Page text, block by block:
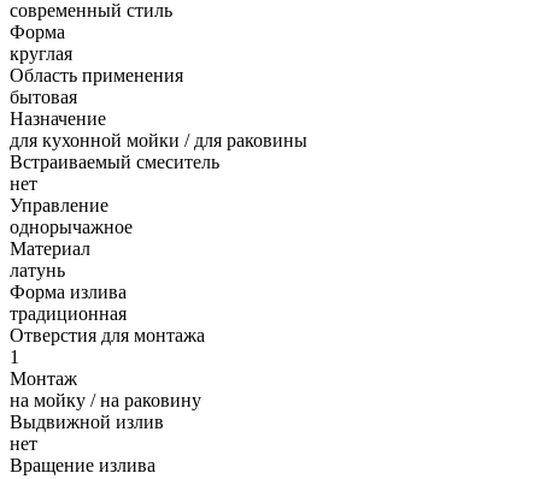
современный стиль
Форма
круглая
Область применения
бытовая
Назначение
для кухонной мойки / для раковины
Встраиваемый смеситель
нет
Управление
однорычажное
Материал
латунь
Форма излива
традиционная
Отверстия для монтажа
1
Монтаж
на мойку / на раковину
Выдвижной излив
нет
Вращение излива